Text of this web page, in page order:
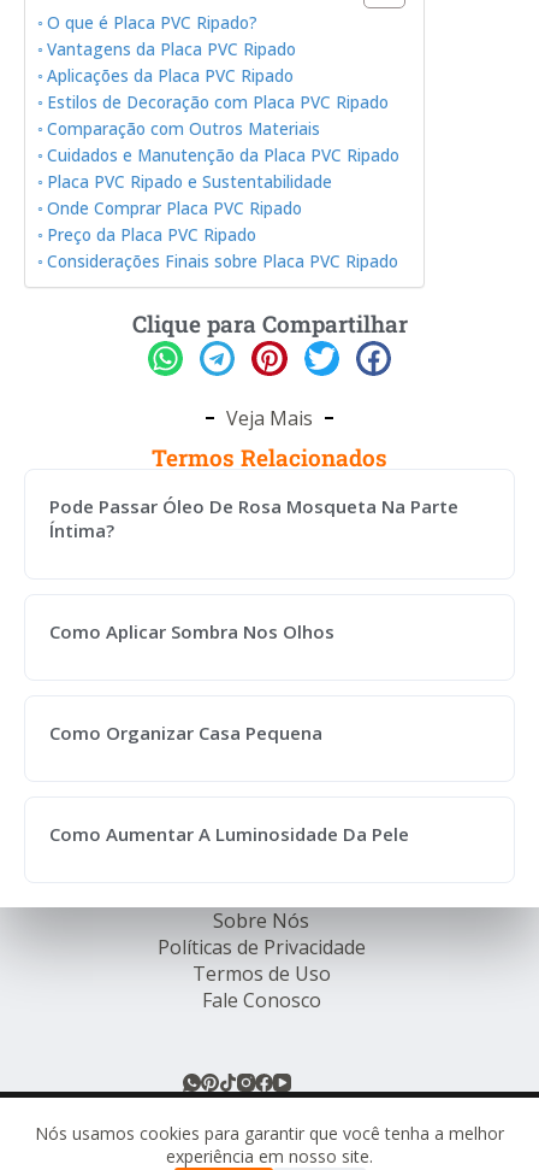
Nós usamos cookies para garantir que você tenha a melhor
experiência em nosso site.
O que é Placa PVC Ripado?
Vantagens da Placa PVC Ripado
Aplicações da Placa PVC Ripado
Estilos de Decoração com Placa PVC Ripado
Comparação com Outros Materiais
Cuidados e Manutenção da Placa PVC Ripado
Placa PVC Ripado e Sustentabilidade
Onde Comprar Placa PVC Ripado
Preço da Placa PVC Ripado
Considerações Finais sobre Placa PVC Ripado
Clique para Compartilhar
Veja Mais
Termos Relacionados
Pode Passar Óleo De Rosa Mosqueta Na Parte
Íntima?
Como Aplicar Sombra Nos Olhos
Como Organizar Casa Pequena
Como Aumentar A Luminosidade Da Pele
Sobre Nós
Políticas de Privacidade
Termos de Uso
Fale Conosco
© Rede de Ofertas Online - TODOS OS DIREITOS
RESERVADOS.